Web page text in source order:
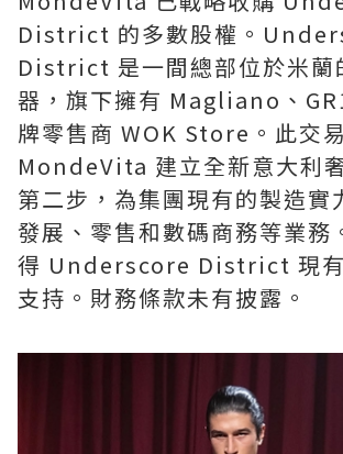
District 的多數股權。
District 是一間總部位於米蘭
器，旗下擁有 Magliano、
牌零售商 WOK Store。此交
MondeVita 建立全新意大利
第二步，為集團現有的製造實
發展、零售和數碼商務等業務
得 Underscore District 現有
支持。財務條款未有披露。